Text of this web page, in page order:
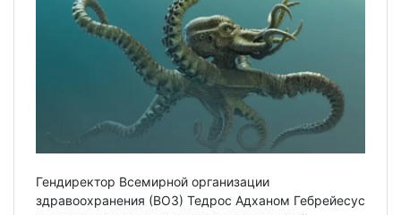
Гендиректор Всемирной организации
здравоохранения (ВОЗ) Тедрос Адханом Гебрейесус